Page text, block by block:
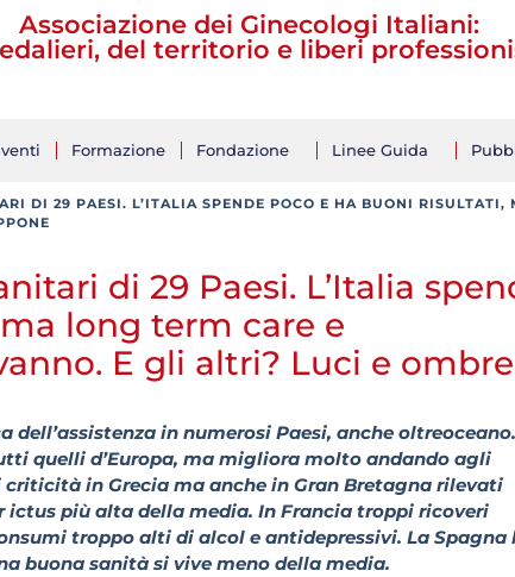
Associazione dei Ginecologi Italiani:
del territorio e liberi
Formazione Fondazione Linee Guida
DI 29 PAESI. L’ITALIA SPENDE POCO E HA BUONI RISULTATI,
di 29 Paesi. L’Italia
long term care e
E gli altri? Luci e ombre
dell’assistenza in numerosi Paesi, anche
quelli d’Europa, ma migliora molto andando agli
in Grecia ma anche in Gran Bretagna rilevati
più alta della media. In Francia troppi ricoveri
troppo alti di alcol e antidepressivi. La Spagna
buona sanità si vive meno della media.